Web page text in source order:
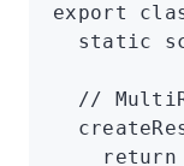
export
  static
//
    return